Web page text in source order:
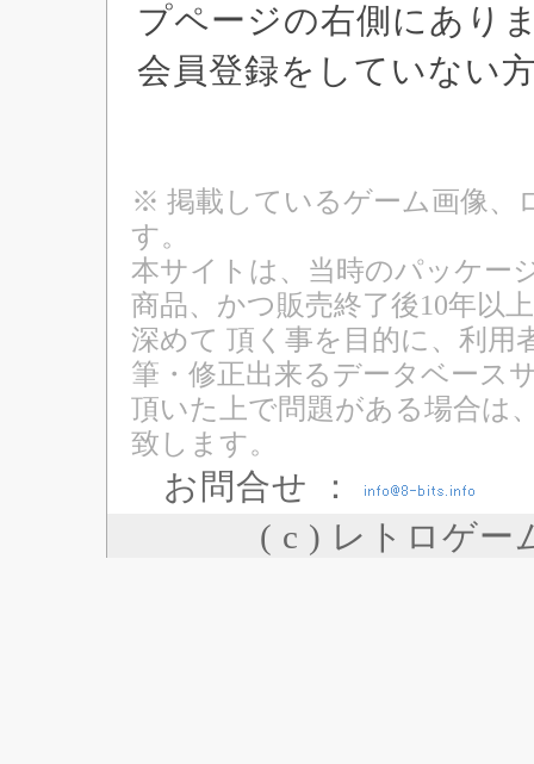
プページの右側にあり
会員登録をしていない
※ 掲載しているゲーム画像、
す。
本サイトは、当時のパッケー
商品、かつ販売終了後10年以
深めて 頂く事を目的に、利用
筆・修正出来るデータベース
頂いた上で問題がある場合は
致します。
お問合せ ：
( c ) レトロゲー